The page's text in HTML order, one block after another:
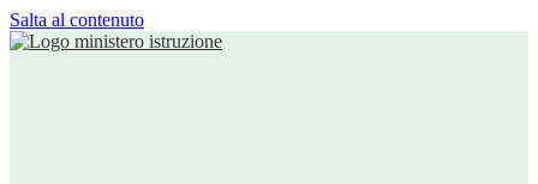
Salta al contenuto